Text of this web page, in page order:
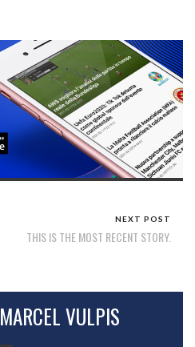
NEXT POST
THIS IS THE MOST RECENT STORY.
MARCEL VULPIS